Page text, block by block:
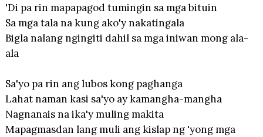
'Di pa rin mapapagod tumingin sa mga bituin
Sa mga tala na kung ako'y nakatingala
Bigla nalang ngingiti dahil sa mga iniwan mong ala-
ala
Sa'yo pa rin ang lubos kong paghanga
Lahat naman kasi sa'yo ay kamangha-mangha
Nagnanais na ika'y muling makita
Mapagmasdan lang muli ang kislap ng 'yong mga